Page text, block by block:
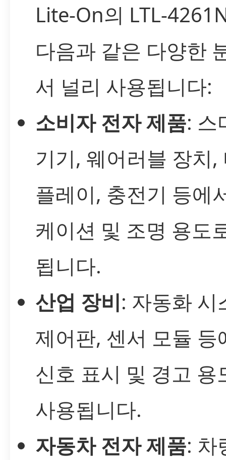
Lite-On의 LTL-
다음과 같은 다양한
서 널리 사용됩니다:
소비자 전자 제품: 스
기기, 웨어러블 장치,
플레이, 충전기 등에
케이션 및 조명 용도
됩니다.
산업 장비: 자동화 시
제어판, 센서 모듈 등
신호 표시 및 경고 용
사용됩니다.
자동차 전자 제품: 차